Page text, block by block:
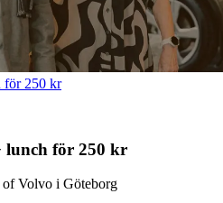
för 250 kr
lunch för 250 kr
Volvo i Göteborg